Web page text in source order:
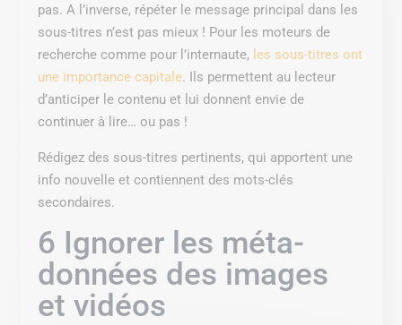
pas. A l’inverse, répéter le message principal dans les
sous-titres n’est pas mieux ! Pour les moteurs de
recherche comme pour l’internaute, les sous-titres ont
une importance capitale. Ils permettent au lecteur
d’anticiper le contenu et lui donnent envie de
continuer à lire… ou pas !
Rédigez des sous-titres pertinents, qui apportent une
info nouvelle et contiennent des mots-clés
secondaires.
6 Ignorer les méta-
données des images
et vidéos